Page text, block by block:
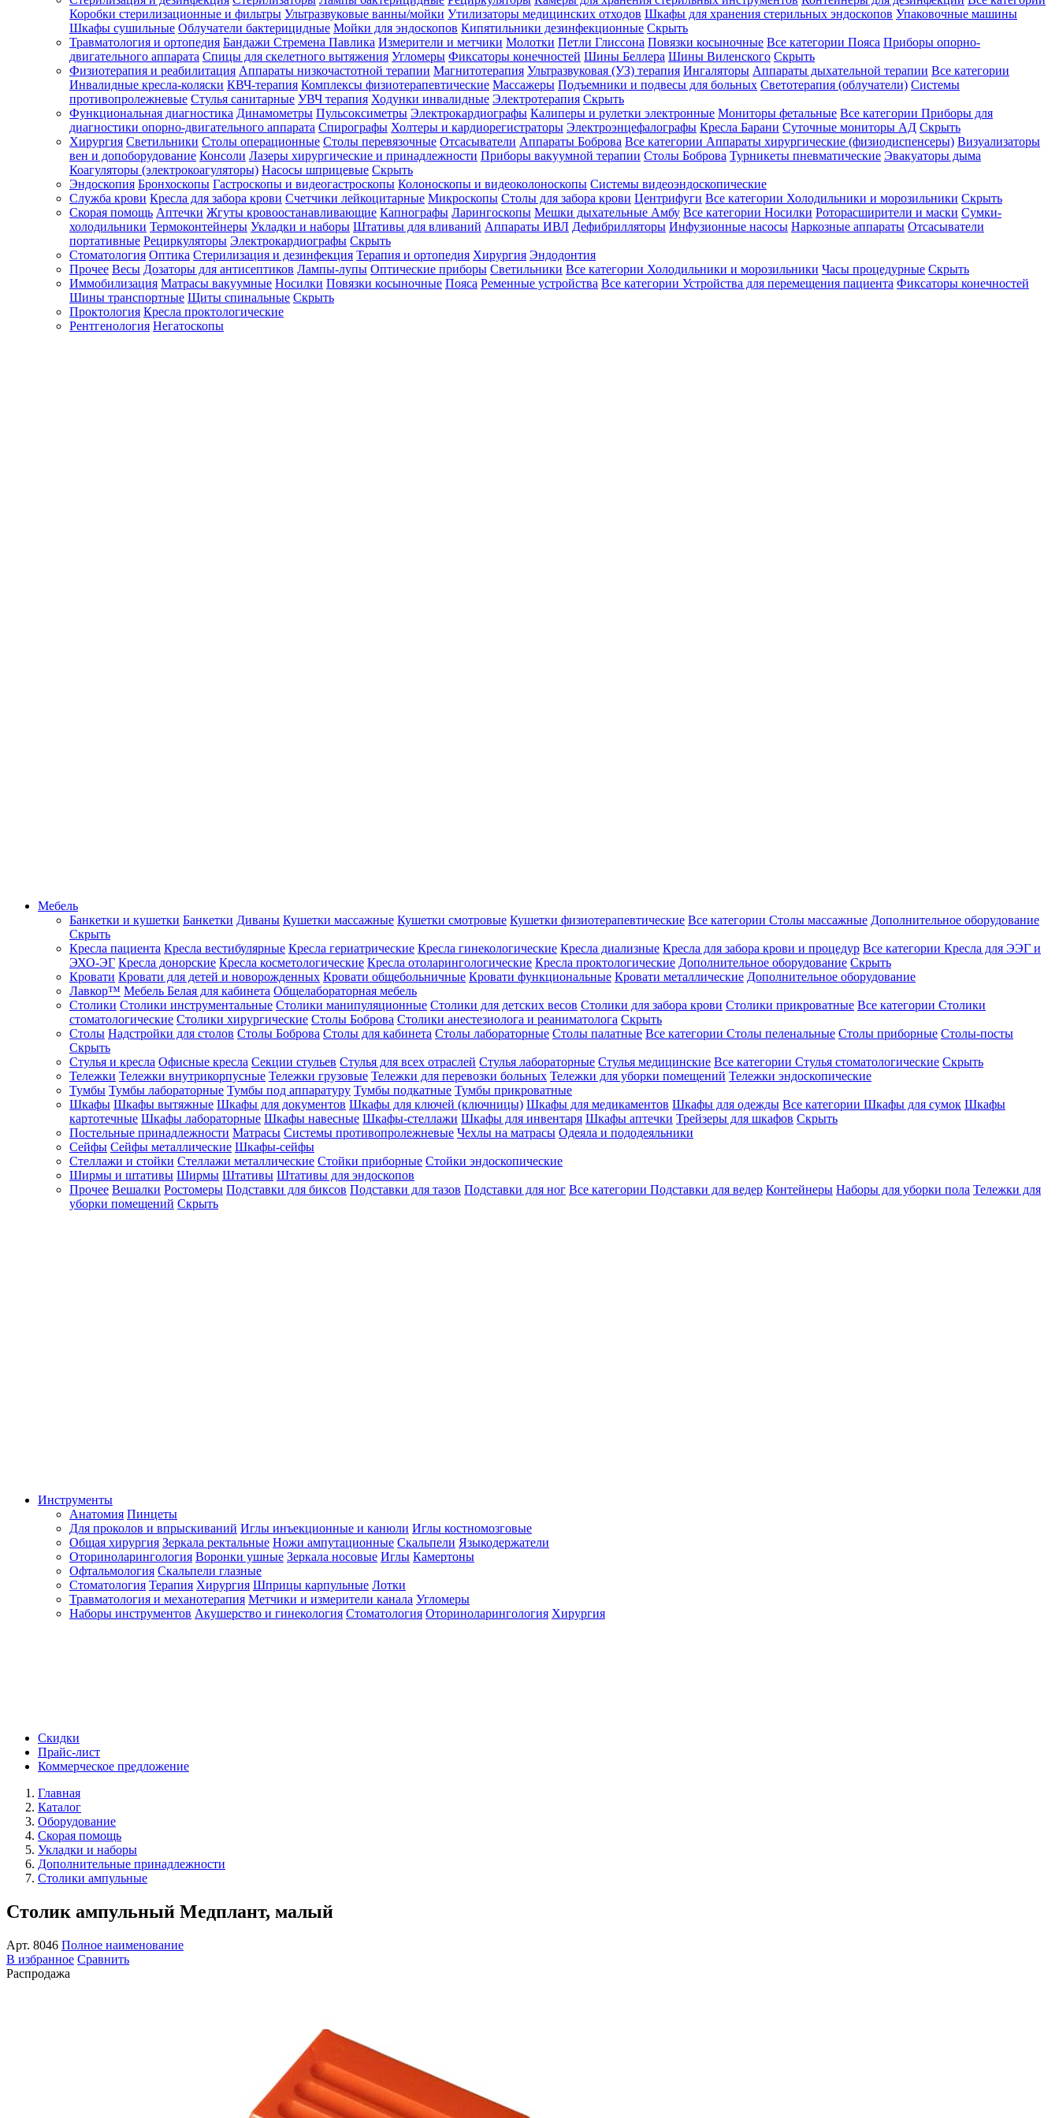
Зарегистрироваться
Зачем
регистрироваться?
Все
покупки
в
одном
месте
Личный
менеджер
Отслеживание
статуса
заказа
Коробки стерилизационные и фильтры Ультразвуковые ванны/мойки Утилизаторы медицинских отходов Шкафы для хранения стерильных эндоскопов Упаковочные машины
Шкафы сушильные Облучатели бактерицидные Мойки для эндоскопов Кипятильники дезинфекционные Скрыть
Травматология и ортопедия Бандажи Стремена Павлика Измерители и метчики Молотки Петли Глиссона Повязки косыночные Все категории Пояса Приборы опорно-
двигательного аппарата Спицы для скелетного вытяжения Угломеры Фиксаторы конечностей Шины Беллера Шины Виленского Скрыть
Физиотерапия и реабилитация Аппараты низкочастотной терапии Магнитотерапия Ультразвуковая (УЗ) терапия Ингаляторы Аппараты дыхательной терапии Все категории
Инвалидные кресла-коляски КВЧ-терапия Комплексы физиотерапевтические Массажеры Подъемники и подвесы для больных Светотерапия (облучатели) Системы
противопролежневые Стулья санитарные УВЧ терапия Ходунки инвалидные Электротерапия Скрыть
Функциональная диагностика Динамометры Пульсоксиметры Электрокардиографы Калиперы и рулетки электронные Мониторы фетальные Все категории Приборы для
диагностики опорно-двигательного аппарата Спирографы Холтеры и кардиорегистраторы Электроэнцефалографы Кресла Барани Суточные мониторы АД Скрыть
Хирургия Светильники Столы операционные Столы перевязочные Отсасыватели Аппараты Боброва Все категории Аппараты хирургические (физиодиспенсеры) Визуализаторы
вен и допоборудование Консоли Лазеры хирургические и принадлежности Приборы вакуумной терапии Столы Боброва Турникеты пневматические Эвакуаторы дыма
Коагуляторы (электрокоагуляторы) Насосы шприцевые Скрыть
Эндоскопия Бронхоскопы Гастроскопы и видеогастроскопы Колоноскопы и видеоколоноскопы Системы видеоэндоскопические
Служба крови Кресла для забора крови Счетчики лейкоцитарные Микроскопы Столы для забора крови Центрифуги Все категории Холодильники и морозильники Скрыть
Скорая помощь Аптечки Жгуты кровоостанавливающие Капнографы Ларингоскопы Мешки дыхательные Амбу Все категории Носилки Роторасширители и маски Сумки-
холодильники Термоконтейнеры Укладки и наборы Штативы для вливаний Аппараты ИВЛ Дефибрилляторы Инфузионные насосы Наркозные аппараты Отсасыватели
портативные Рециркуляторы Электрокардиографы Скрыть
Стоматология Оптика Стерилизация и дезинфекция Терапия и ортопедия Хирургия Эндодонтия
Прочее Весы Дозаторы для антисептиков Лампы-лупы Оптические приборы Светильники Все категории Холодильники и морозильники Часы процедурные Скрыть
Иммобилизация Матрасы вакуумные Носилки Повязки косыночные Пояса Ременные устройства Все категории Устройства для перемещения пациента Фиксаторы конечностей
Шины транспортные Щиты спинальные Скрыть
Проктология Кресла проктологические
Рентгенология Негатоскопы
Мебель
Банкетки и кушетки Банкетки Диваны Кушетки массажные Кушетки смотровые Кушетки физиотерапевтические Все категории Столы массажные Дополнительное оборудование
Скрыть
Кресла пациента Кресла вестибулярные Кресла гериатрические Кресла гинекологические Кресла диализные Кресла для забора крови и процедур Все категории Кресла для ЭЭГ и
ЭХО-ЭГ Кресла донорские Кресла косметологические Кресла отоларингологические Кресла проктологические Дополнительное оборудование Скрыть
Кровати Кровати для детей и новорожденных Кровати общебольничные Кровати функциональные Кровати металлические Дополнительное оборудование
Лавкор™ Мебель Белая для кабинета Общелабораторная мебель
Столики Столики инструментальные Столики манипуляционные Столики для детских весов Столики для забора крови Столики прикроватные Все категории Столики
стоматологические Столики хирургические Столы Боброва Столики анестезиолога и реаниматолога Скрыть
Столы Надстройки для столов Столы Боброва Столы для кабинета Столы лабораторные Столы палатные Все категории Столы пеленальные Столы приборные Столы-посты
Скрыть
Стулья и кресла Офисные кресла Секции стульев Стулья для всех отраслей Стулья лабораторные Стулья медицинские Все категории Стулья стоматологические Скрыть
Тележки Тележки внутрикорпусные Тележки грузовые Тележки для перевозки больных Тележки для уборки помещений Тележки эндоскопические
Тумбы Тумбы лабораторные Тумбы под аппаратуру Тумбы подкатные Тумбы прикроватные
Шкафы Шкафы вытяжные Шкафы для документов Шкафы для ключей (ключницы) Шкафы для медикаментов Шкафы для одежды Все категории Шкафы для сумок Шкафы
картотечные Шкафы лабораторные Шкафы навесные Шкафы-стеллажи Шкафы для инвентаря Шкафы аптечки Трейзеры для шкафов Скрыть
Постельные принадлежности Матрасы Системы противопролежневые Чехлы на матрасы Одеяла и пододеяльники
Сейфы Сейфы металлические Шкафы-сейфы
Стеллажи и стойки Стеллажи металлические Стойки приборные Стойки эндоскопические
Ширмы и штативы Ширмы Штативы Штативы для эндоскопов
Прочее Вешалки Ростомеры Подставки для биксов Подставки для тазов Подставки для ног Все категории Подставки для ведер Контейнеры Наборы для уборки пола Тележки для
уборки помещений Скрыть
Инструменты
Анатомия Пинцеты
Для проколов и впрыскиваний Иглы инъекционные и канюли Иглы костномозговые
Общая хирургия Зеркала ректальные Ножи ампутационные Скальпели Языкодержатели
Оториноларингология Воронки ушные Зеркала носовые Иглы Камертоны
Офтальмология Скальпели глазные
Стоматология Терапия Хирургия Шприцы карпульные Лотки
Травматология и механотерапия Метчики и измерители канала Угломеры
Наборы инструментов Акушерство и гинекология Стоматология Оториноларингология Хирургия
Скидки
Прайс-лист
Коммерческое предложение
Главная
Каталог
Оборудование
Скорая помощь
Укладки и наборы
Дополнительные принадлежности
Столики ампульные
Столик ампульный Медплант, малый
Арт. 8046 Полное наименование
В избранное Сравнить
Распродажа